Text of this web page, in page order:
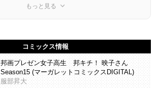
もっと見る
コミックス情報
邦画プレゼン女子高生 邦キチ！ 映子さん
Season15 (マーガレットコミックスDIGITAL)
服部昇大